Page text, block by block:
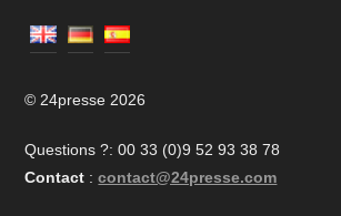
© 24presse 2026
Questions ?: 00 33 (0)9 52 93 38 78
Contact : contact@24presse.com